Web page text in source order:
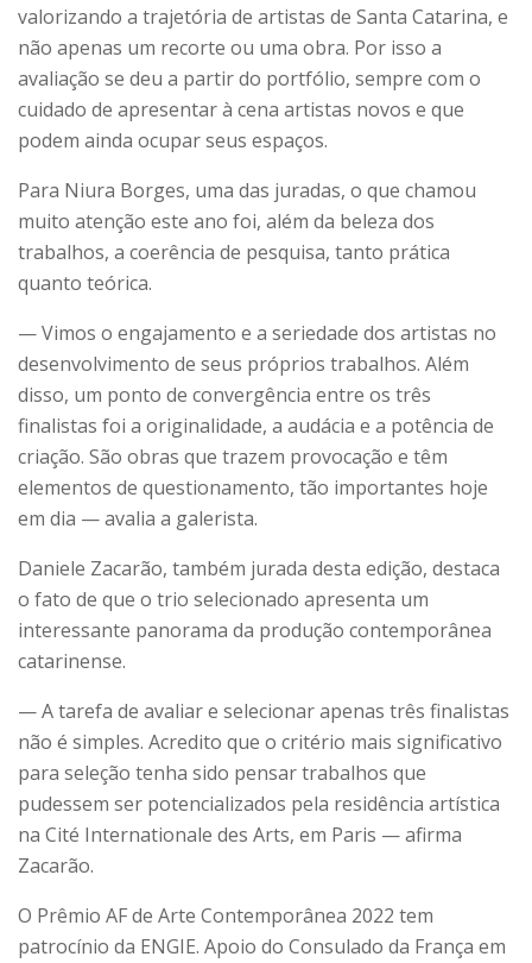
valorizando a trajetória de artistas de Santa Catarina, e
não apenas um recorte ou uma obra. Por isso a
avaliação se deu a partir do portfólio, sempre com o
cuidado de apresentar à cena artistas novos e que
podem ainda ocupar seus espaços.
Para Niura Borges, uma das juradas, o que chamou
muito atenção este ano foi, além da beleza dos
trabalhos, a coerência de pesquisa, tanto prática
quanto teórica.
— Vimos o engajamento e a seriedade dos artistas no
desenvolvimento de seus próprios trabalhos. Além
disso, um ponto de convergência entre os três
finalistas foi a originalidade, a audácia e a potência de
criação. São obras que trazem provocação e têm
elementos de questionamento, tão importantes hoje
em dia — avalia a galerista.
Daniele Zacarão, também jurada desta edição, destaca
o fato de que o trio selecionado apresenta um
interessante panorama da produção contemporânea
catarinense.
— A tarefa de avaliar e selecionar apenas três finalistas
não é simples. Acredito que o critério mais significativo
para seleção tenha sido pensar trabalhos que
pudessem ser potencializados pela residência artística
na Cité Internationale des Arts, em Paris — afirma
Zacarão.
O Prêmio AF de Arte Contemporânea 2022 tem
patrocínio da ENGIE. Apoio do Consulado da França em